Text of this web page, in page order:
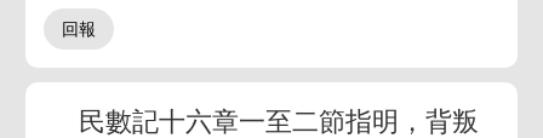
民數記十六章一至二節指明，背叛